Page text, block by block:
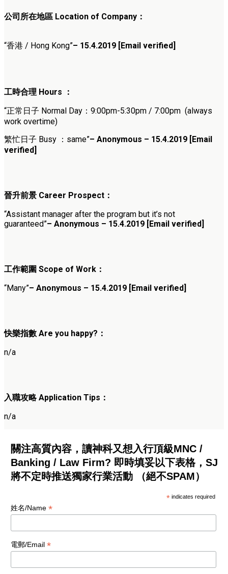
公司所在地區 Location of Company：
“香港 / Hong Kong”– 15.4.2019 [Email verified]
工時合理 Hours ：
“正常日子 Normal Day：9:00pm-5:30pm / 7:00pm (always
work overtime)
繁忙日子 Busy ：same”– Anonymous – 15.4.2019 [Email
verified]
晉升前景 Career Prospect：
“Assistant manager after the program but it’s not
guaranteed”– Anonymous – 15.4.2019 [Email verified]
工作範圍 Scope of Work：
“Many”– Anonymous – 15.4.2019 [Email verified]
快樂指數 Are you happy?：
n/a
入職攻略 Application Tips：
n/a
關注高質內容，讀神科又想入行頂級MNC /
Banking / Law Firm? 即時填妥以下表格，SJ
將不定時推送獨家行業活動 （絕不SPAM）
* indicates required
姓名/Name *
電郵/Email *